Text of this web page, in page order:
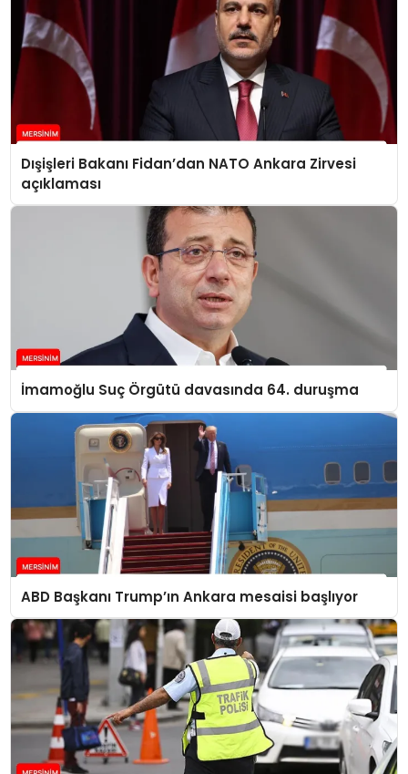
Dışişleri Bakanı Fidan’dan NATO Ankara Zirvesi
açıklaması
İmamoğlu Suç Örgütü davasında 64. duruşma
ABD Başkanı Trump’ın Ankara mesaisi başlıyor